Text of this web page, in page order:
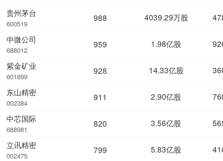
贵州茅台
600519
中微公司
688012
紫金矿业
601899
东山精密
002384
中芯国际
688981
立讯精密
002475
988 4039.29万股
959 1.98亿股
928 14.33亿股
911 2.90亿股
820 3.56亿股
799 5.83亿股